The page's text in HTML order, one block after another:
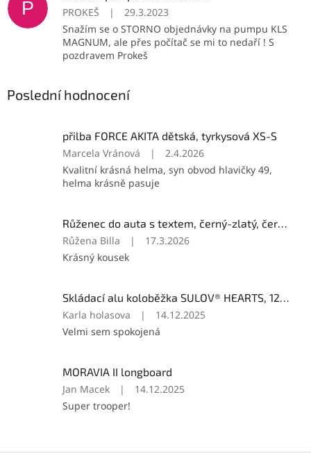
P
PROKEŠ
|
29.3.2023
Snažím se o STORNO objednávky na pumpu KLS
MAGNUM, ale přes počítač se mi to nedaří ! S
pozdravem Prokeš
Poslední hodnocení
přilba FORCE AKITA dětská, tyrkysová XS-S
Hodnocení
produktu
je
5
hvězdiček.
Marcela Vránová |
2.4.2026
Kvalitní krásná helma, syn obvod hlavičky 49,
helma krásně pasuje
Hodnocení
produktu
z
5
hvězdiček.
Růžena Billa |
17.3.2026
Krásný kousek
Hodnocení
produktu
z
5
hvězdiček.
Karla holasova |
14.12.2025
Velmi sem spokojená
MORAVIA II longboard
Hodnocení
produktu
5
Jan Macek |
14.12.2025
Super trooper!